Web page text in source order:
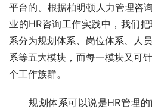
平台的。根据柏明顿人力管理咨
业的HR咨询工作实践中，我们
系分为规划体系、岗位体系、人
系等五大模块，而每一模块又可
个工作族群。
规划体系可以说是HR管理的